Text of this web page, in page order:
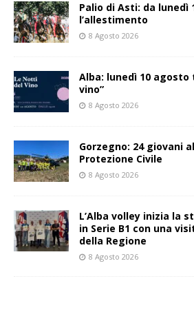
Palio di Asti: da lunedì
l’allestimento
8 Agosto 2026
Alba: lunedì 10
vino”
8 Agosto 2026
Gorzegno: 24 giovani
Protezione Civile
8 Agosto 2026
L’Alba volley inizia la
in Serie B1 con una
della Regione
8 Agosto 2026